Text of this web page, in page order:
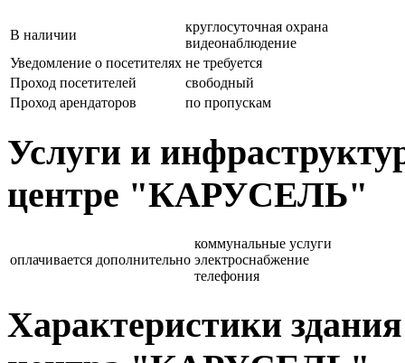
В наличии
круглосуточная охрана
видеонаблюдение
Уведомление о посетителях не требуется
Проход посетителей
свободный
Проход арендаторов
по пропускам
Услуги и
центре "КАРУСЕЛЬ"
оплачивается дополнительно
коммунальные услуги
электроснабжение
телефония
Характеристики здания